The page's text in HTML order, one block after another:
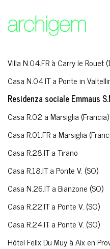
Direzionale
Architettura
Lavori
Villa N.04.FR à Carry le Rouet
Casa N.04.IT a Ponte in
Residenza sociale Emmaus
Casa R.02 a Marsiglia (Francia)
Casa R.01.FR a Marsiglia
Casa R.28.IT a Tirano
Casa R.18.IT a Ponte V. (SO)
Casa N.26.IT a Bianzone (SO)
Casa R.22.IT a Ponte V. (SO)
Casa R.24.IT a Ponte V. (SO)
Hôtel Felix Du Muy à Aix en